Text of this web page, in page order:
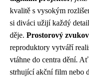
kvalitě s vysokým
si diváci užijí každý
děje. Prostorový
reproduktory vytváří
vtáhne do centra dění.
strhující akční film nebo